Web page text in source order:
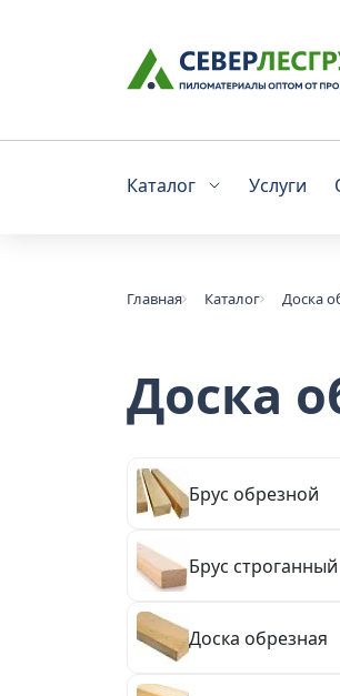
Каталог Услуги
Главная Каталог Доска
Доска
Брус обрезной
Брус строганный
Доска обрезная